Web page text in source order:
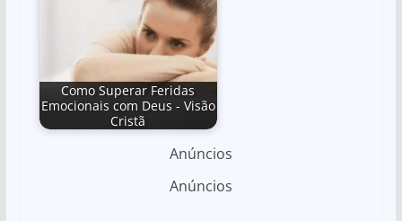
Como Superar Feridas
Emocionais com Deus - Visão
Cristã
Anúncios
Anúncios